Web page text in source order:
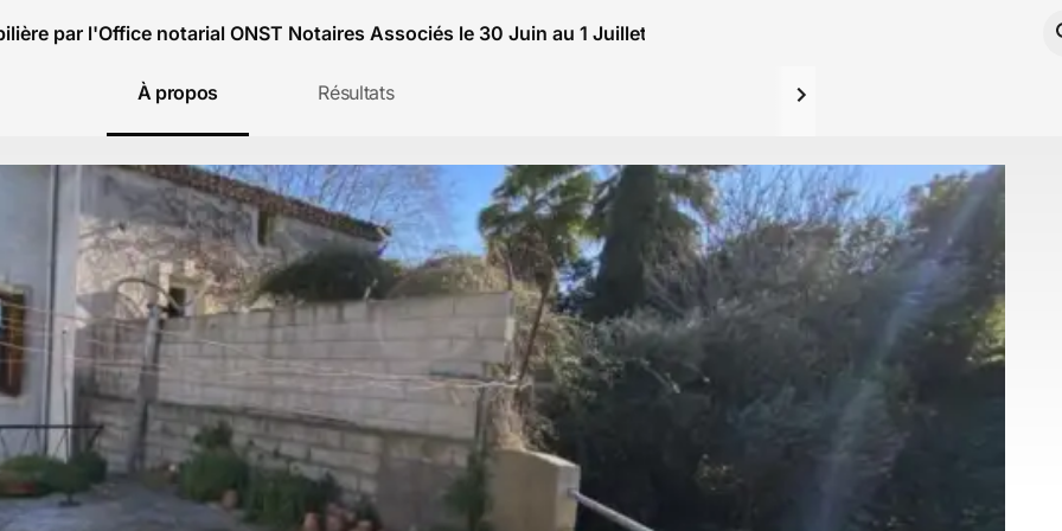
par l'Office notarial ONST Notaires Associés le 30 Juin au 1 Juillet 2023
À propos Résultats